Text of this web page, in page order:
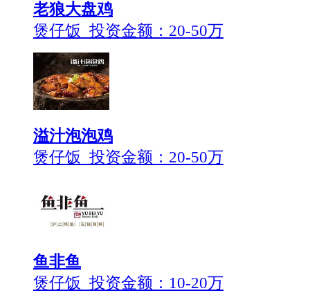
老狼大盘鸡
煲仔饭 投资金额： 20-50万
溢汁泡泡鸡
煲仔饭 投资金额： 20-50万
鱼非鱼
煲仔饭 投资金额： 10-20万